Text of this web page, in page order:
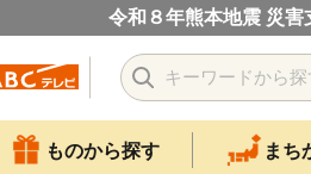
令和８年熊本地震 災
ものから探す まち